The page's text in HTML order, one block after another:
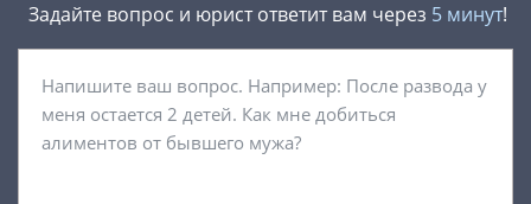
Задайте вопрос и юрист ответит вам через 5 минут!